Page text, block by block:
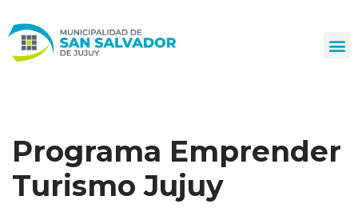
al
Programa Emprender
Turismo Jujuy